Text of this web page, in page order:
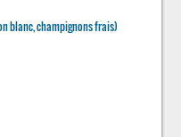
blanc, champignons frais)